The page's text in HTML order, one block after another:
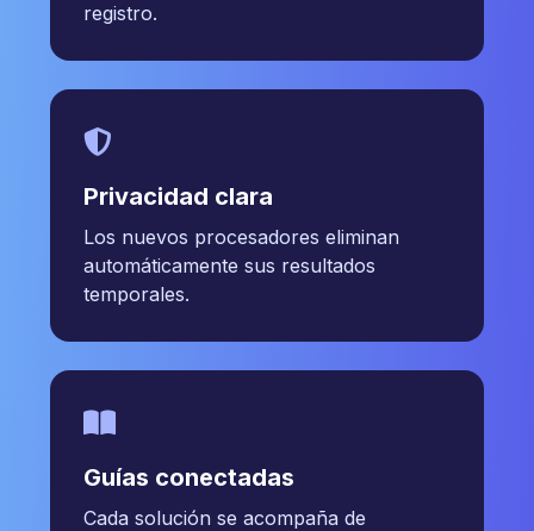
registro.
Privacidad clara
Los nuevos procesadores eliminan
automáticamente sus resultados
temporales.
Guías conectadas
Cada solución se acompaña de